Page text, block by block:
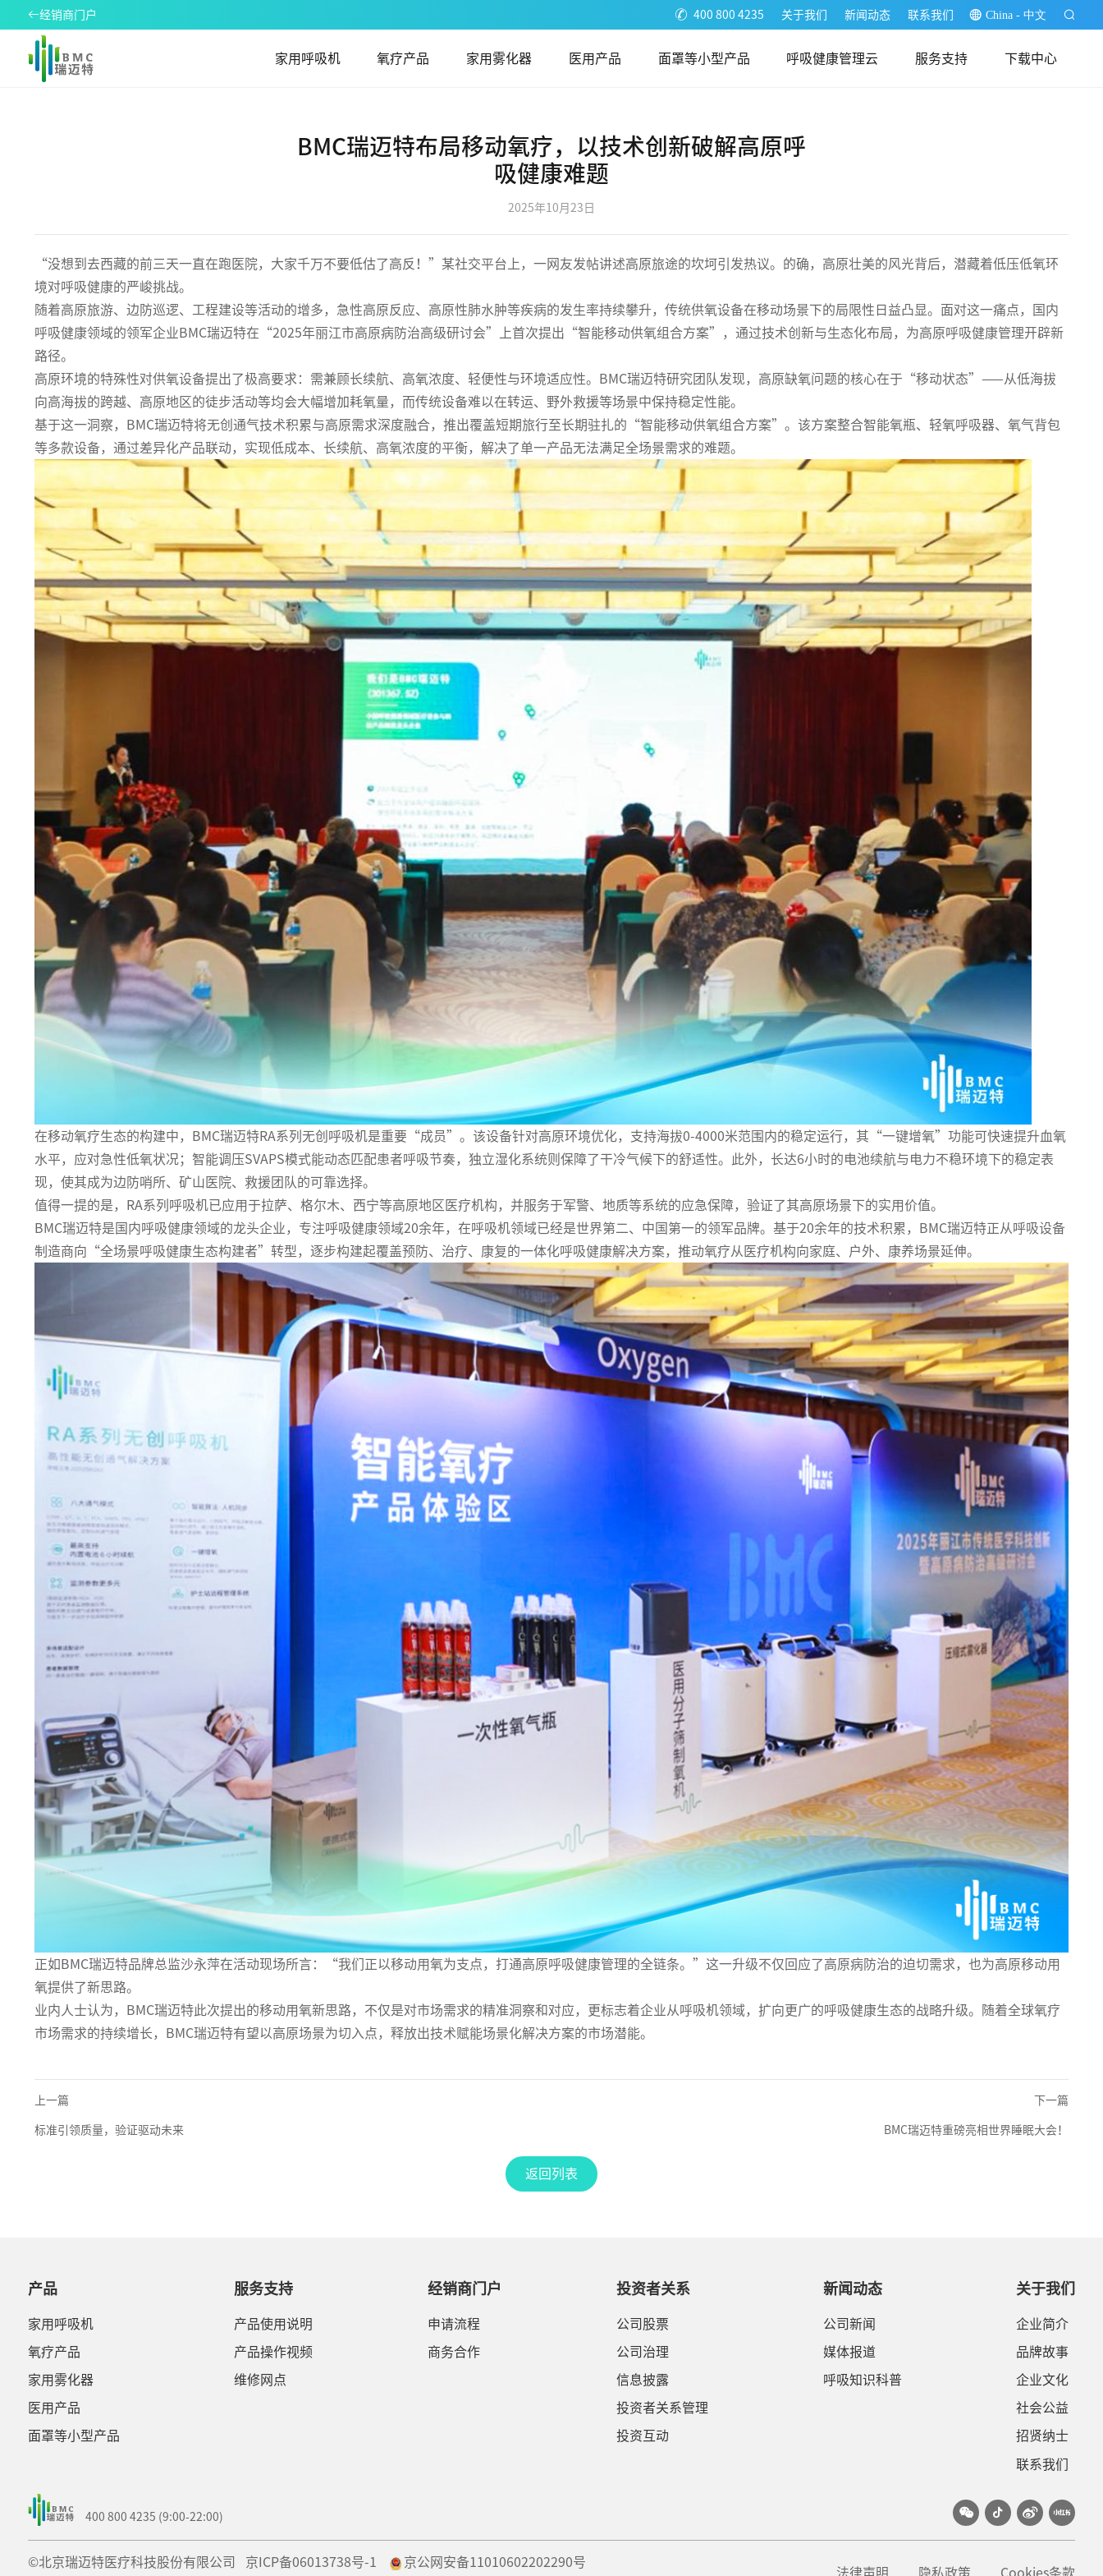
经销商门户 400 800 4235 关于我们 新闻动态 联系我们 China - 中文
家用呼吸机 氧疗产品 家用雾化器 医用产品 面罩等小型产品 呼吸健康管理云 服务支持 下载中心
BMC瑞迈特布局移动氧疗，以技术创新破解高原呼
吸健康难题
2025年10月23日
“没想到去西藏的前三天一直在跑医院，大家千万不要低估了高反！”某社交平台上，一网友发帖讲述高原旅途的坎坷引发热议。的确，高原壮美的风光背后，潜藏着低压低氧环
境对呼吸健康的严峻挑战。
随着高原旅游、边防巡逻、工程建设等活动的增多，急性高原反应、高原性肺水肿等疾病的发生率持续攀升，传统供氧设备在移动场景下的局限性日益凸显。面对这一痛点，国内
呼吸健康领域的领军企业BMC瑞迈特在“2025年丽江市高原病防治高级研讨会”上首次提出“智能移动供氧组合方案”，通过技术创新与生态化布局，为高原呼吸健康管理开辟新
路径。
高原环境的特殊性对供氧设备提出了极高要求：需兼顾长续航、高氧浓度、轻便性与环境适应性。BMC瑞迈特研究团队发现，高原缺氧问题的核心在于“移动状态”——从低海拔
向高海拔的跨越、高原地区的徒步活动等均会大幅增加耗氧量，而传统设备难以在转运、野外救援等场景中保持稳定性能。
基于这一洞察，BMC瑞迈特将无创通气技术积累与高原需求深度融合，推出覆盖短期旅行至长期驻扎的“智能移动供氧组合方案”。该方案整合智能氧瓶、轻氧呼吸器、氧气背包
等多款设备，通过差异化产品联动，实现低成本、长续航、高氧浓度的平衡，解决了单一产品无法满足全场景需求的难题。
在移动氧疗生态的构建中，BMC瑞迈特RA系列无创呼吸机是重要“成员”。该设备针对高原环境优化，支持海拔0-4000米范围内的稳定运行，其“一键增氧”功能可快速提升血氧
水平，应对急性低氧状况；智能调压SVAPS模式能动态匹配患者呼吸节奏，独立湿化系统则保障了干冷气候下的舒适性。此外，长达6小时的电池续航与电力不稳环境下的稳定表
现，使其成为边防哨所、矿山医院、救援团队的可靠选择。
值得一提的是，RA系列呼吸机已应用于拉萨、格尔木、西宁等高原地区医疗机构，并服务于军警、地质等系统的应急保障，验证了其高原场景下的实用价值。
BMC瑞迈特是国内呼吸健康领域的龙头企业，专注呼吸健康领域20余年，在呼吸机领域已经是世界第二、中国第一的领军品牌。基于20余年的技术积累，BMC瑞迈特正从呼吸设备
制造商向“全场景呼吸健康生态构建者”转型，逐步构建起覆盖预防、治疗、康复的一体化呼吸健康解决方案，推动氧疗从医疗机构向家庭、户外、康养场景延伸。
正如BMC瑞迈特品牌总监沙永萍在活动现场所言：“我们正以移动用氧为支点，打通高原呼吸健康管理的全链条。”这一升级不仅回应了高原病防治的迫切需求，也为高原移动用
氧提供了新思路。
业内人士认为，BMC瑞迈特此次提出的移动用氧新思路，不仅是对市场需求的精准洞察和对应，更标志着企业从呼吸机领域，扩向更广的呼吸健康生态的战略升级。随着全球氧疗
市场需求的持续增长，BMC瑞迈特有望以高原场景为切入点，释放出技术赋能场景化解决方案的市场潜能。
上一篇
标准引领质量，验证驱动未来
下一篇
BMC瑞迈特重磅亮相世界睡眠大会！
返回列表
产品
家用呼吸机
氧疗产品
家用雾化器
医用产品
面罩等小型产品
服务支持
产品使用说明
产品操作视频
维修网点
经销商门户
申请流程
商务合作
投资者关系
公司股票
公司治理
信息披露
投资者关系管理
投资互动
新闻动态
公司新闻
媒体报道
呼吸知识科普
关于我们
企业简介
品牌故事
企业文化
社会公益
招贤纳士
联系我们
400 800 4235 (9:00-22:00)
©北京瑞迈特医疗科技股份有限公司 京ICP备06013738号-1 京公网安备11010602202290号
法律声明 隐私政策 Cookies条款